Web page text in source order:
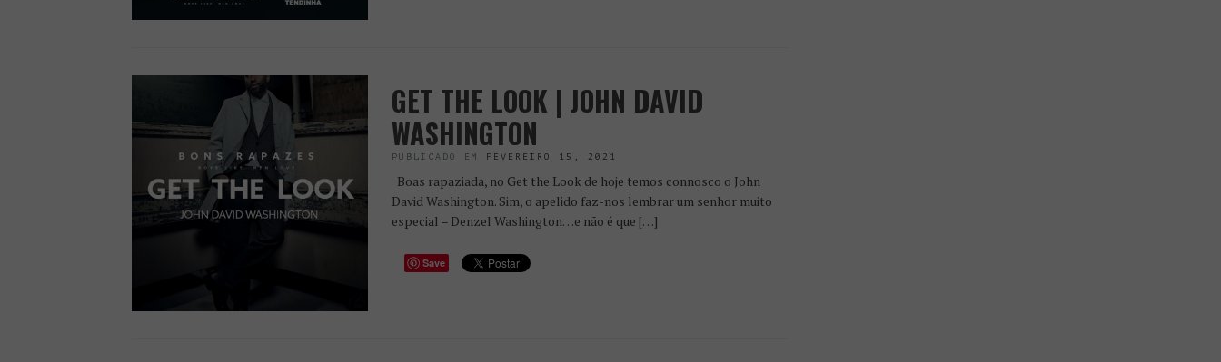
GET THE LOOK | JOHN DAVID
WASHINGTON
PUBLICADO EM FEVEREIRO 15, 2021
Boas rapaziada, no Get the Look de hoje temos connosco o John
David Washington. Sim, o apelido faz-nos lembrar um senhor muito
especial – Denzel Washington…e não é que […]
Save